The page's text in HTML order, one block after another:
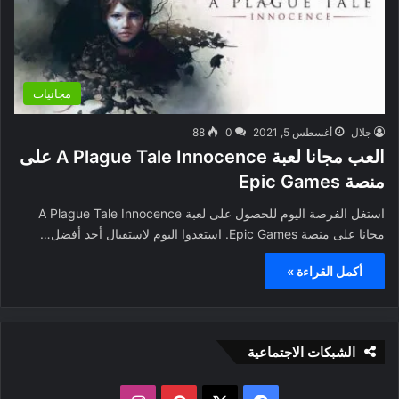
مجانيات
جلال أغسطس 5, 2021 0
88
العب مجانا لعبة A Plague Tale Innocence على
منصة Epic Games
استغل الفرصة اليوم للحصول على لعبة A Plague Tale Innocence
مجانا على منصة Epic Games. استعدوا اليوم لاستقبال أحد أفضل…
أكمل القراءة »
الشبكات الاجتماعية